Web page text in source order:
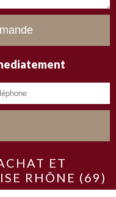
ET
RHÔNE (69)